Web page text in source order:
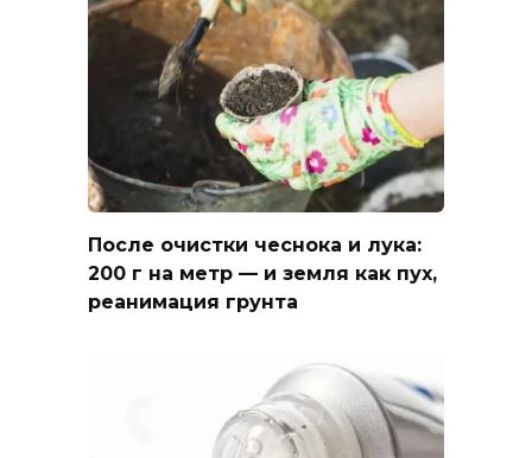
После очистки чеснока и лука:
200 г на метр — и земля как пух,
реанимация грунта